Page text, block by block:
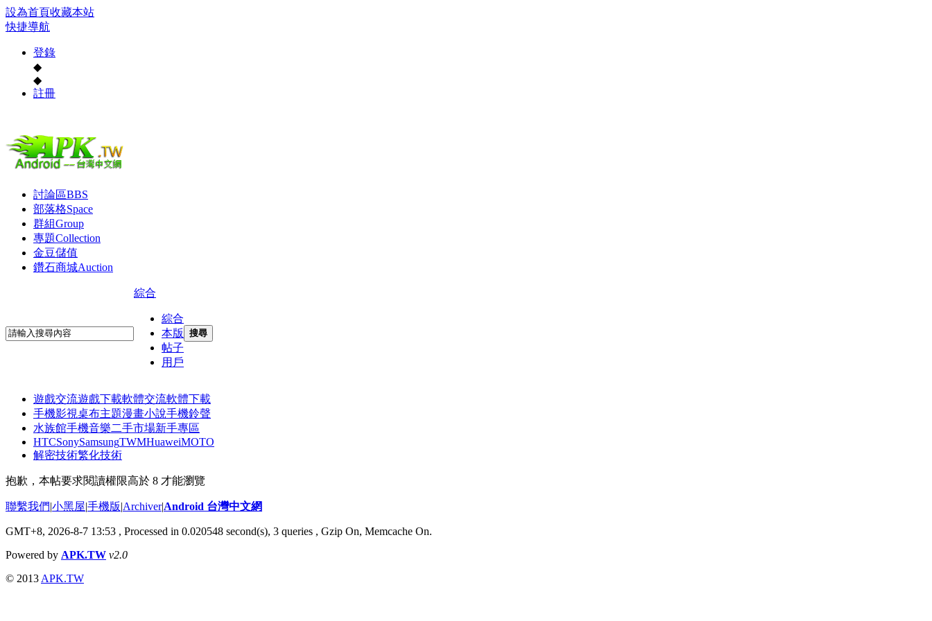
設為首頁收藏本站
快捷導航
登錄
◆
◆
註冊
討論區BBS
部落格Space
群組Group
專題Collection
金豆儲值
鑽石商城Auction
綜合
綜合
本版
帖子
用戶
搜尋
遊戲交流遊戲下載軟體交流軟體下載
手機影視桌布主題漫畫小說手機鈴聲
水族館手機音樂二手市場新手專區
HTCSonySamsungTWMHuaweiMOTO
解密技術繁化技術
抱歉，本帖要求閱讀權限高於 8 才能瀏覽
聯繫我們|小黑屋|手機版|Archiver|Android 台灣中文網
GMT+8, 2026-8-7 13:53 , Processed in 0.020548 second(s), 3 queries , Gzip On, Memcache On.
Powered by APK.TW v2.0
© 2013 APK.TW